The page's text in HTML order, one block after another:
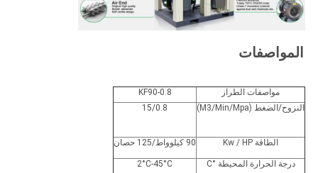
المواصفات
مواصفات الطراز
KF90-0.8
النزوح/الضغط (M3/Min/Mpa)
15/0.8
الطاقة Kw / HP 90 كيلوواط/125 حصان
درجة الحرارة المحيطة °C 2°C-45°C